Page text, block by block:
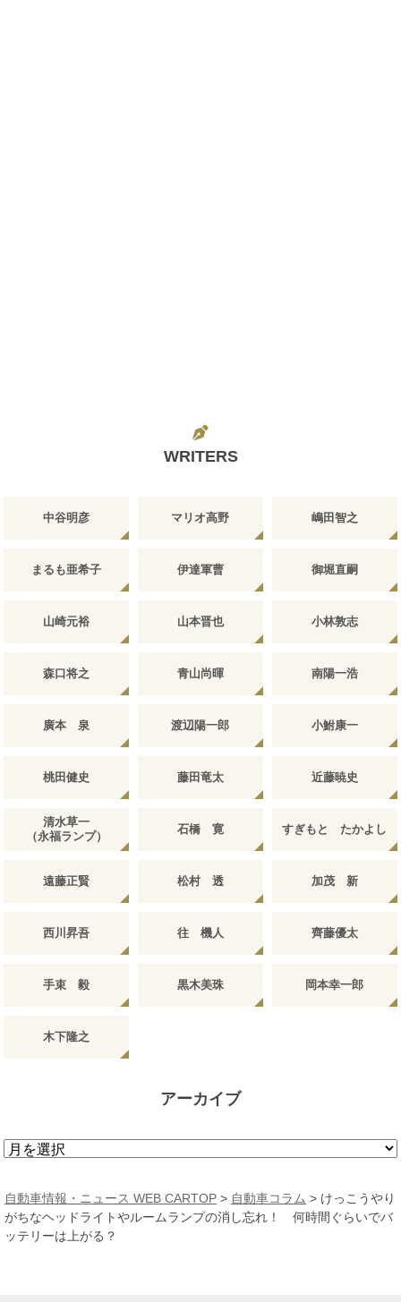
WRITERS
中谷明彦 マリオ高野 嶋田智之
まるも亜希子 伊達軍曹 御堀直嗣
山崎元裕 山本晋也 小林敦志
森口将之 青山尚暉 南陽一浩
廣本 泉 渡辺陽一郎 小鮒康一
桃田健史 藤田竜太 近藤暁史
清水草一
（永福ランプ）
石橋 寛 すぎもと たかよし
遠藤正賢 松村 透 加茂 新
西川昇吾 往 機人 齊藤優太
手束 毅 黒木美珠 岡本幸一郎
木下隆之
アーカイブ
ア
カ
イ
ブ
自動車情報・ニュース WEB CARTOP > 自動車コラム > けっこうやり
がちなヘッドライトやルームランプの消し忘れ！ 何時間ぐらいでバ
ッテリーは上がる？